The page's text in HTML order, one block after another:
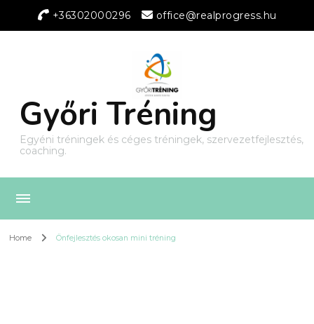
+36302000296 office@realprogress.hu
Győri Tréning
Egyéni tréningek és céges tréningek, szervezetfejlesztés,
coaching.
Home Önfejlesztés okosan mini tréning